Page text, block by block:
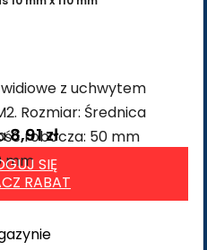
z uchwytem
Rozmiar: Średnica
robocza: 50 mm
mm
8,91 zł
SIĘ
RABAT